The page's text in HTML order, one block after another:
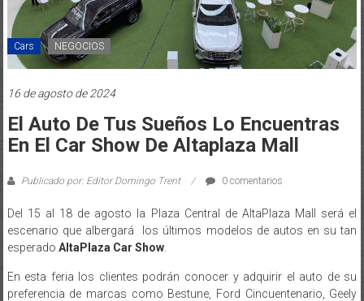
Cars NEGOCIOS
El Auto De Tus Sueños Lo Encuentras
En El Car Show De Altaplaza Mall
escenario que albergará los últimos modelos de autos en su tan
esperado AltaPlaza Car Show.
preferencia de marcas como Bestune, Ford Cincuentenario, Geely
Panamá, Honda, Hyundai, Jetour/Petroautos, Mitsubishi Motors y